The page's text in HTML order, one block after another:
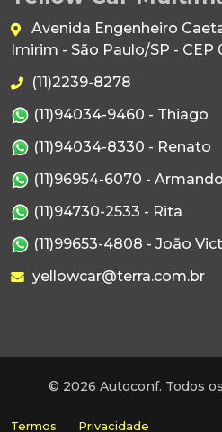
Avenida Engenheiro
Imirim - São Paulo/SP - CEP
(11)2239-8278
(11)94034-9460 - Thiago
(11)94034-8330 - Renato
(11)96954-6070 - Armando
(11)94730-2533 - Rita
(11)99653-4808 - João
yellowcar@terra.com.br
© 2026 Autoconf. Todos
Termos Privacidade